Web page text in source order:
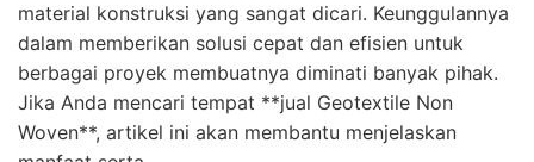
material konstruksi yang sangat dicari. Keunggulannya
dalam memberikan solusi cepat dan efisien untuk
berbagai proyek membuatnya diminati banyak pihak.
Jika Anda mencari tempat **jual Geotextile Non
Woven**, artikel ini akan membantu menjelaskan